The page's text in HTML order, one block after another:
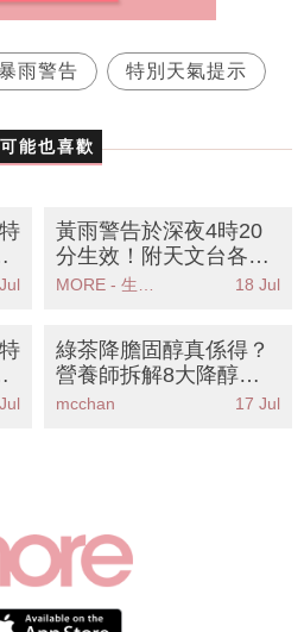
雨警告 特別天氣提示
能也喜歡
黃雨警告於深夜4時20
分生效！附天文台各區
雨量分佈圖
MORE - 生活品味 18 Jul
綠茶降膽固醇真係得？
營養師拆解8大降醇神
級食物丨附正確飲法與
mcchan 17 Jul